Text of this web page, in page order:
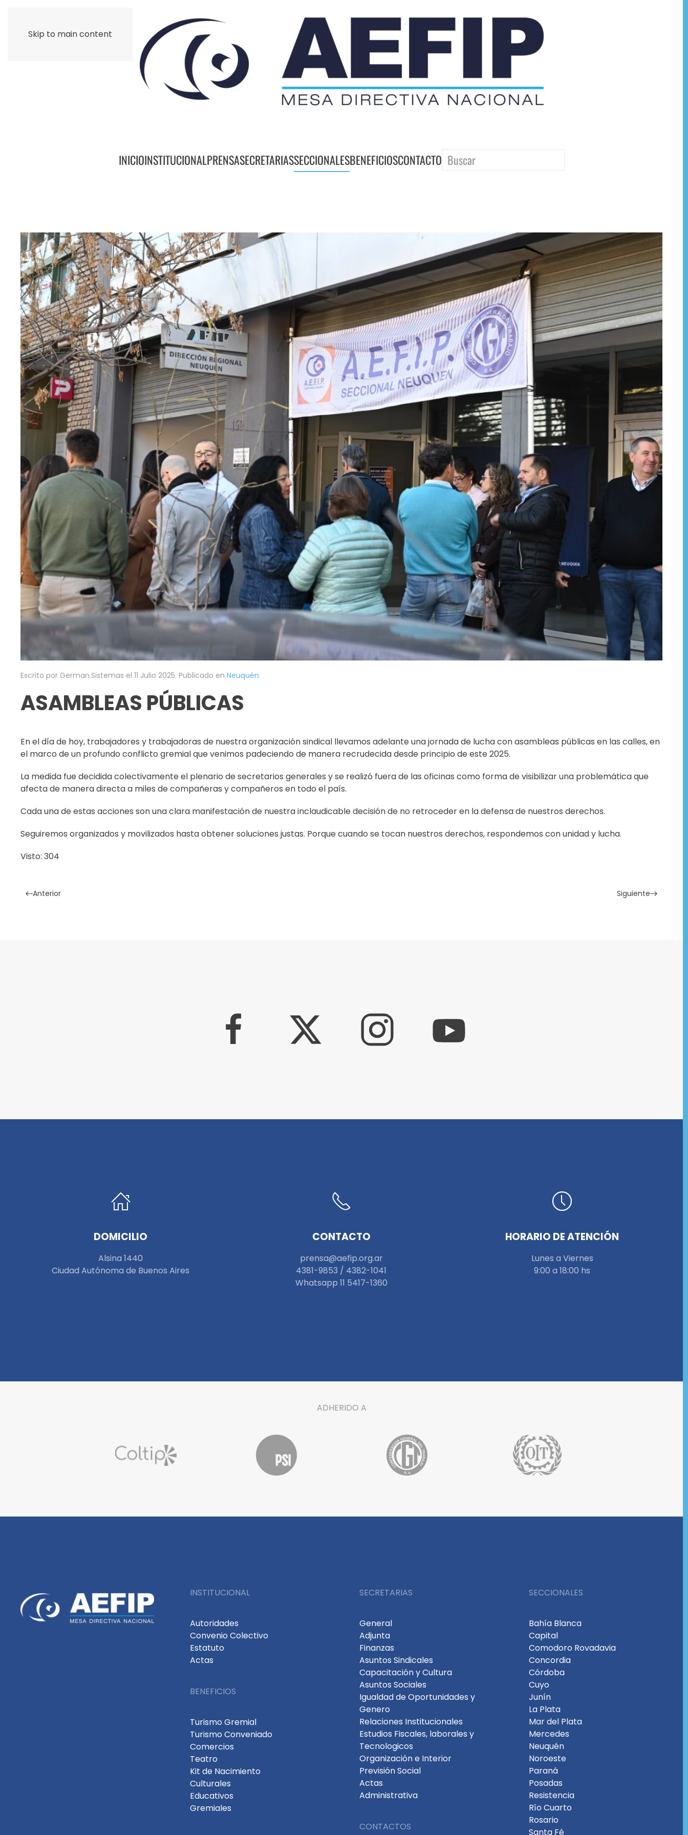
Skip to main content
INICIOINSTITUCIONALPRENSASECRETARIASSECCIONALESBENEFICIOSCONTACTO
Escrito por German.Sistemas el 11 Julio 2025. Publicado en Neuquén.
ASAMBLEAS PÚBLICAS
En el día de hoy, trabajadores y trabajadoras de nuestra organización sindical llevamos adelante una jornada de lucha con asambleas públicas en las calles, en
el marco de un profundo conflicto gremial que venimos padeciendo de manera recrudecida desde principio de este 2025.
La medida fue decidida colectivamente el plenario de secretarios generales y se realizó fuera de las oficinas como forma de visibilizar una problemática que
afecta de manera directa a miles de compañeras y compañeros en todo el país.
Cada una de estas acciones son una clara manifestación de nuestra inclaudicable decisión de no retroceder en la defensa de nuestros derechos.
Seguiremos organizados y movilizados hasta obtener soluciones justas. Porque cuando se tocan nuestros derechos, respondemos con unidad y lucha.
Visto: 304
Anterior Siguiente
DOMICILIO
Alsina 1440
Ciudad Autónoma de Buenos Aires
CONTACTO
prensa@aefip.org.ar
4381-9853 / 4382-1041
Whatsapp 11 5417-1360
HORARIO DE ATENCIÓN
Lunes a Viernes
9:00 a 18:00 hs
ADHERIDO A
INSTITUCIONAL
Autoridades
Convenio Colectivo
Estatuto
Actas
BENEFICIOS
Turismo Gremial
Turismo Conveniado
Comercios
Teatro
Kit de Nacimiento
Culturales
Educativos
Gremiales
SECRETARIAS
General
Adjunta
Finanzas
Asuntos Sindicales
Capacitación y Cultura
Asuntos Sociales
Igualdad de Oportunidades y
Genero
Relaciones Institucionales
Estudios Fiscales, laborales y
Tecnologicos
Organización e Interior
Previsión Social
Actas
Administrativa
CONTACTOS
SECCIONALES
Bahía Blanca
Capital
Comodoro Rovadavia
Concordia
Córdoba
Cuyo
Junín
La Plata
Mar del Plata
Mercedes
Neuquén
Noroeste
Paraná
Posadas
Resistencia
Río Cuarto
Rosario
Santa Fé